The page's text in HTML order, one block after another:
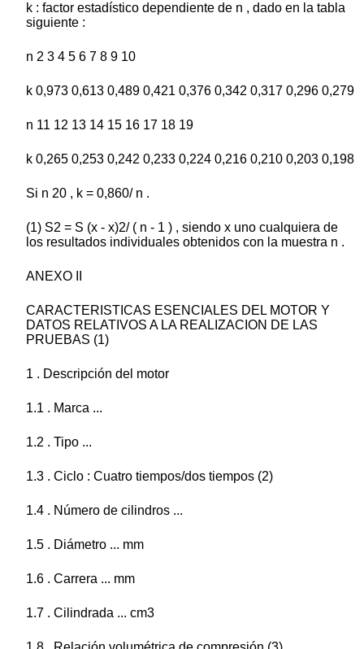
k : factor estadístico dependiente de n , dado en la tabla
siguiente :
n 2 3 4 5 6 7 8 9 10
k 0,973 0,613 0,489 0,421 0,376 0,342 0,317 0,296 0,279
n 11 12 13 14 15 16 17 18 19
k 0,265 0,253 0,242 0,233 0,224 0,216 0,210 0,203 0,198
Si n 20 , k = 0,860/ n .
(1) S2 = S (x - x)2/ ( n - 1 ) , siendo x uno cualquiera de
los resultados individuales obtenidos con la muestra n .
ANEXO II
CARACTERISTICAS ESENCIALES DEL MOTOR Y
DATOS RELATIVOS A LA REALIZACION DE LAS
PRUEBAS (1)
1 . Descripción del motor
1.1 . Marca ...
1.2 . Tipo ...
1.3 . Ciclo : Cuatro tiempos/dos tiempos (2)
1.4 . Número de cilindros ...
1.5 . Diámetro ... mm
1.6 . Carrera ... mm
1.7 . Cilindrada ... cm3